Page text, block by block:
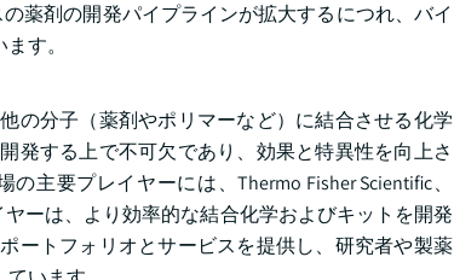
薬剤の開発パイプラインが拡大するにつれ、バイ
す。
の分子（薬剤やポリマーなど）に結合させる化学
発する上で不可欠であり、効果と特異性を向上さ
主要プレイヤーには、Thermo Fisher Scientific、
ヤーは、より効率的な結合化学およびキットを開発
ートフォリオとサービスを提供し、研究者や製薬